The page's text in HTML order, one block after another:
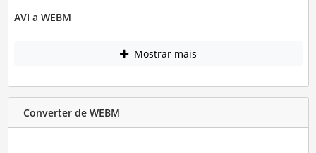
AVI a WEBM
Mostrar mais
Converter de WEBM